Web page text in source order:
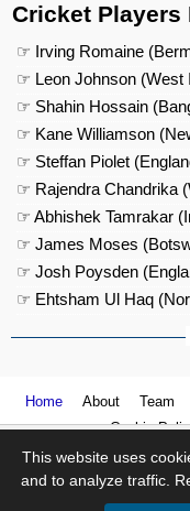
Cricket Players
☞ Irving Romaine
☞ Leon Johnson (West
☞ Shahin Hossain
☞ Kane Williamson
☞ Steffan Piolet
☞ Rajendra Chandrika
☞ Abhishek Tamrakar
☞ James Moses
☞ Josh Poysden
☞ Ehtsham Ul Haq
Home About Team
Cookie
This website uses
and to analyze traffic.